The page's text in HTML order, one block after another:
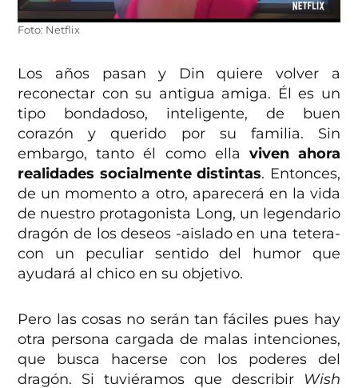
Foto: Netflix
Los años pasan y Din quiere volver a
reconectar con su antigua amiga. Él es un
tipo bondadoso, inteligente, de buen
corazón y querido por su familia. Sin
embargo, tanto él como ella viven ahora
realidades socialmente distintas. Entonces,
de un momento a otro, aparecerá en la vida
de nuestro protagonista Long, un legendario
dragón de los deseos -aislado en una tetera-
con un peculiar sentido del humor que
ayudará al chico en su objetivo.
Pero las cosas no serán tan fáciles pues hay
otra persona cargada de malas intenciones,
que busca hacerse con los poderes del
dragón. Si tuviéramos que describir
Wish